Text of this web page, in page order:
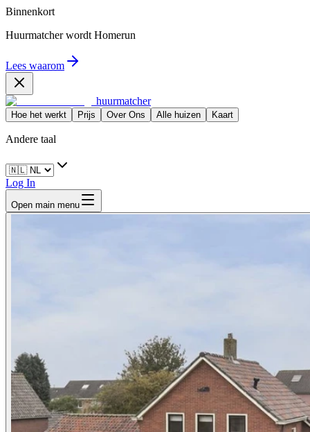
Binnenkort
Huurmatcher wordt Homerun
Lees waarom
huurmatcher
Hoe het werkt Prijs Over Ons Alle huizen Kaart
Andere taal
Log In
Open main menu